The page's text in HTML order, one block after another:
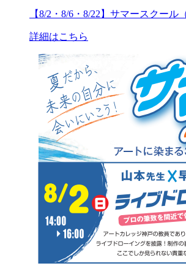
【8/2・8/6・8/22】サマースクール
詳細はこちら